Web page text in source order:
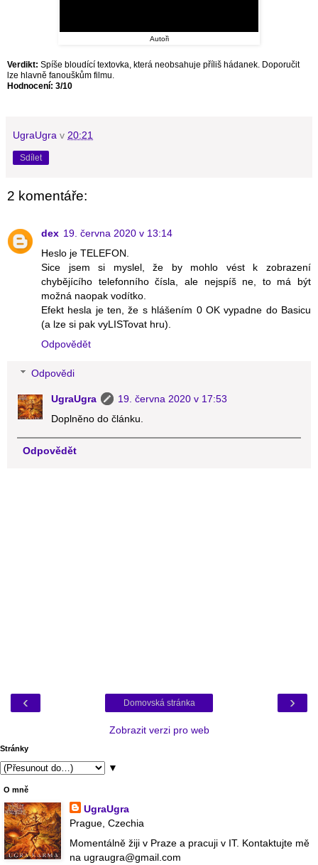
Autoři
Verdikt: Spíše bloudící textovka, která neobsahuje příliš hádanek. Doporučit
lze hlavně fanouškům filmu.
Hodnocení: 3/10
UgraUgra v 20:21
Sdílet
2 komentáře:
dex 19. června 2020 v 13:14
Heslo je TELEFON.
Sice jsem si myslel, že by mohlo vést k zobrazení
chybějícího telefonního čísla, ale nejspíš ne, to má být
možná naopak vodítko.
Efekt hesla je ten, že s hlášením 0 OK vypadne do Basicu
(a lze si pak vyLISTovat hru).
Odpovědět
Odpovědi
UgraUgra
19. června 2020 v 17:53
Doplněno do článku.
Odpovědět
‹ ›
Domovská stránka
Zobrazit verzi pro web
Stránky
▼
O mně
UgraUgra
Prague, Czechia
Momentálně žiji v Praze a pracuji v IT. Kontaktujte mě
na ugraugra@gmail.com